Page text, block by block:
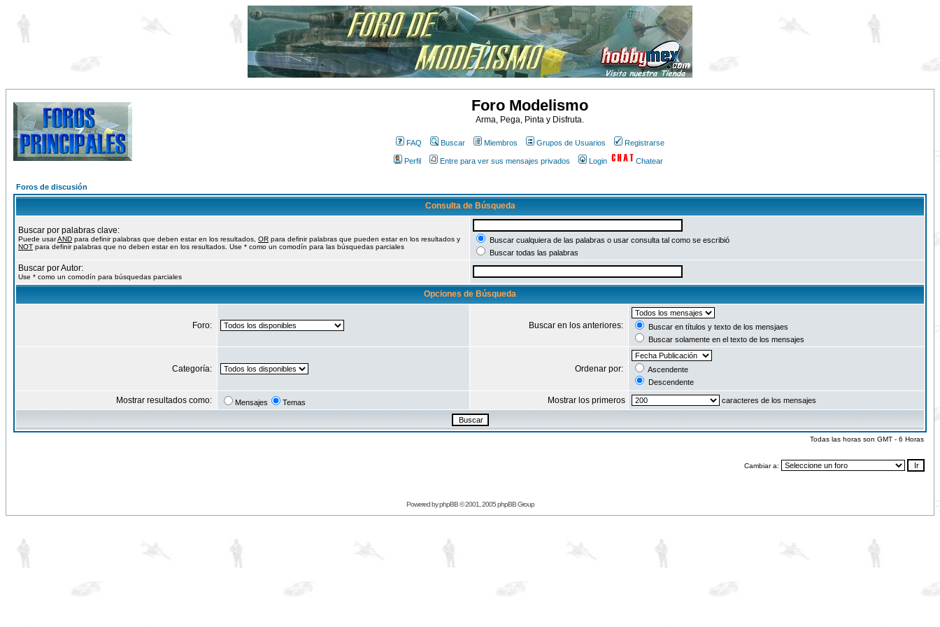
Foro Modelismo
Arma, Pega, Pinta y Disfruta.
FAQ Buscar Miembros Grupos de Usuarios Registrarse
Perfil Entre para ver sus mensajes privados Login Chatear
Foros de discusión
Consulta de Búsqueda
Buscar por palabras clave:
Puede usarAND para definir palabras que deben estar en los resultados, OR para definir palabras que pueden estar en los resultados y
NOT para definir palabras que no deben estar en los resultados. Use * como un comodín para las búsquedas parciales
Buscar cualquiera de las palabras o usar consulta tal como se escribió
Buscar todas las palabras
Buscar por Autor:
Use * como un comodín para búsquedas parciales
Opciones de Búsqueda
Foro: Buscar en los anteriores:
Buscar en títulos y texto de los mensjaes
Buscar solamente en el texto de los mensajes
Categoría: Ordenar por:
Ascendente
Descendente
Mostrar resultados como: Mensajes Temas Mostrar los primeros caracteres de los mensajes
Todas las horas son GMT - 6 Horas
Cambiar a:
Powered byphpBB© 2001, 2005 phpBB Group